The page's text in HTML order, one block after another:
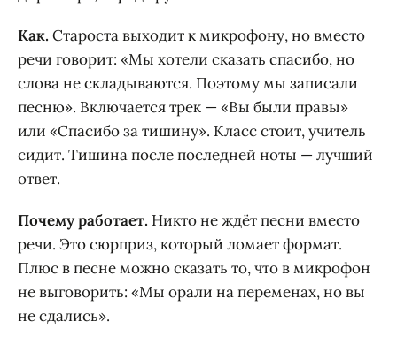
Как. Староста выходит к микрофону, но вместо
речи говорит: «Мы хотели сказать спасибо, но
слова не складываются. Поэтому мы записали
песню». Включается трек — «Вы были правы»
или «Спасибо за тишину». Класс стоит, учитель
сидит. Тишина после последней ноты — лучший
ответ.
Почему работает. Никто не ждёт песни вместо
речи. Это сюрприз, который ломает формат.
Плюс в песне можно сказать то, что в микрофон
не выговорить: «Мы орали на переменах, но вы
не сдались».